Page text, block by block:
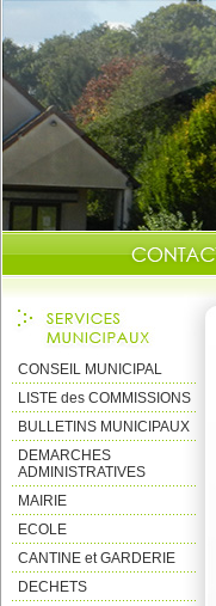
CONSEIL MUNICIPAL
LISTE des COMMISSIONS
BULLETINS MUNICIPAUX
DEMARCHES
ADMINISTRATIVES
MAIRIE
ECOLE
CANTINE et GARDERIE
DECHETS